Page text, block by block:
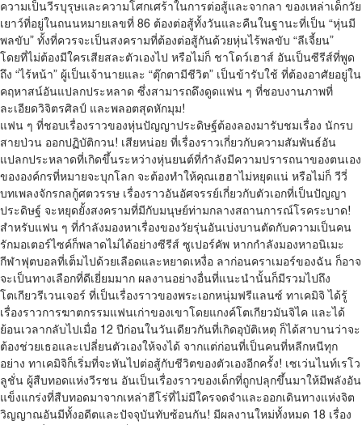
ความเป็นวีรบุรุษและความโศกเศร้าในการต่อสู้และจากลา ของเหล่าเด็กวัย
เยาว์ที่อยู่ในถนนหมายเลขที่ 86 ต้องต่อสู้ทั้งวันและคืนในฐานะที่เป็น “หุ่นมี
พลขับ” ทั้งที่ควรจะเป็นสงครามที่ต้องต่อสู้กันด้วยหุ่นไร้พลขับ “ลีเจี้ยน”
โดยที่ไม่ต้องมีใครเสียสละตัวเองไป หรือไม่ก็ ชาโดว์เฮาส์ อันเป็นซีรีส์ที่พูด
ถึง “ไร้หน้า” ผู้เป็นเจ้านายและ “ตุ๊กตามีชีวิต” เป็นข้ารับใช้ ที่ต้องอาศัยอยู่ใน
คฤหาสน์อันแปลกประหลาด ซึ่งสามารถดึงดูดแฟน ๆ ที่ชอบงานภาพที่
ละเอียดวิจิตรศิลป์ และพลอตสุดหักมุม!
แฟน ๆ ที่ชอบเรื่องราวของหุ่นปัญญาประดิษฐ์ต้องลองมารับชมเรื่อง นักรบ
สายป่วน ออกปฏิบัติกวน! เสียหน่อย ที่เรื่องราวเกี่ยวกับความสัมพันธ์อัน
แปลกประหลาดที่เกิดขึ้นระหว่างหุ่นยนต์ที่กำลังมีความปรารถนาของตนเอง
ขององค์กรที่หมายจะบุกโลก จะต้องทำให้คุณเฮฮาไม่หยุดแน่ หรือไม่ก็ วีวี่
บทเพลงจักรกลกู้ศตวรรษ เรื่องราวอันอัศจรรย์เกี่ยวกับตัวเอกที่เป็นปัญญา
ประดิษฐ์ จะหยุดยั้งสงครามที่มีกับมนุษย์ท่ามกลางสถานการณ์โรคระบาด!
สำหรับแฟน ๆ ที่กำลังมองหาเรื่องของวัยรุ่นอันเบ่งบานตัดกับความเป็นคน
รักมอเตอร์ไซค์ก็พลาดไม่ได้อย่างซีรีส์ ซูเปอร์คัพ หากกำลังมองหาอนิเมะ
กีฬาฟุตบอลที่เต็มไปด้วยเลือดและหยาดเหงื่อ ลาก่อนคราเมอร์ของฉัน ก็อาจ
จะเป็นทางเลือกที่ดีเยี่ยมมาก ผลงานอย่างอื่นที่แนะนำนั้นก็มีรวมไปถึง
โตเกียวรีเวนเจอร์ ที่เป็นเรื่องราวของพระเอกหนุ่มฟรีแลนซ์ ทาเคมิจิ ได้รู้
เรื่องราวการฆาตกรรมแฟนเก่าของเขาโดยแกงค์โตเกียวมันจิไค และได้
ย้อนเวลากลับไปเมื่อ 12 ปีก่อนในวันเดียวกันที่เกิดอุบัติเหตุ ก็ได้สาบานว่าจะ
ต้องช่วยเธอและเปลี่ยนตัวเองให้จงได้ จากแต่ก่อนที่เป็นคนที่หลีกหนีทุก
อย่าง ทาเคมิจิก็เริ่มที่จะหันไปต่อสู้กับชีวิตของตัวเองอีกครั้ง! เซเว่นไนท์เรโว
ลูชั่น ผู้สืบทอดแห่งวีรชน อันเป็นเรื่องราวของเด็กที่ถูกปลุกขึ้นมาให้มีพลังอัน
แข็งแกร่งที่สืบทอดมาจากเหล่าฮีโร่ที่ไม่มีใครจดจำและออกเดินทางแห่งจิต
วิญญาณอันมีทั้งอดีตและปัจจุบันทับซ้อนกัน! มีผลงานใหม่ทั้งหมด 18 เรื่อง